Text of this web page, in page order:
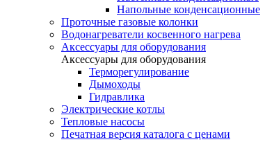
Напольные конденсационные
Проточные газовые колонки
Водонагреватели косвенного нагрева
Аксессуары для оборудования
Аксессуары для оборудования
Терморегулирование
Дымоходы
Гидравлика
Электрические котлы
Тепловые насосы
Печатная версия каталога с ценами